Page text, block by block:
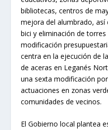
bibliotecas, centros de
mejora del alumbrado,
bici y eliminación de
modificación
centra en la ejecución de
de aceras en Leganés
una sexta modificación
actuaciones en zonas
comunidades de vecinos.
El Gobierno local plantea